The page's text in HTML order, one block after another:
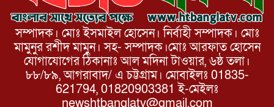
সম্পাদক। মোঃ ইসমাইল হোসেন। নির্বাহী সম্পাদক। মোঃ
মামুনুর রশীদ মামুন। সহ- সম্পাদক।মোঃ আরফাত হোসেন
যোগাযোগের ঠিকানাঃ আল মদিনা টাওয়ার, ৬ষ্ঠ তলা।
৮৮/৮৯, আগরাবাদ/ এ চট্টগ্রাম। মোবাইলঃ 01835-
621794, 01820903381 ই-মেইলঃ
newshtbanglatv@gmail.com